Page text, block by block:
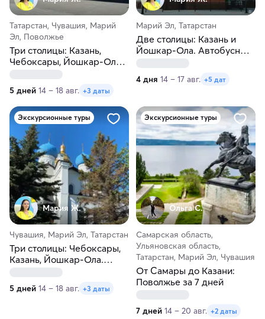
Татарстан, Чувашия, Марий
Эл, Поволжье
Три столицы: Казань,
Чебоксары, Йошкар-Ола.
5 дней 14 – 18 авг. +3 даты
Марий Эл, Татарстан
Две столицы: Казань и
Йошкар-Ола. Автобусный
4 дня 14 – 17 авг. +5 дат
Экскурсионные туры
Мария Ж.
Чувашия, Марий Эл, Татарстан
Три столицы: Чебоксары,
Казань, Йошкар-Ола.
5 дней 14 – 18 авг. +3 даты
Экскурсионные туры
Ольга С.
Самарская область,
Ульяновская область,
Татарстан, Марий Эл, Чувашия
От Самары до Казани:
Поволжье за 7 дней
7 дней 14 – 20 авг. +2 даты